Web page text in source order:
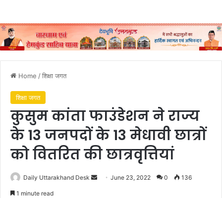
Home /शिक्षा जगत
शिक्षा जगत
कुसुम कांता फाउंडेशन ने राज्य
के 13 जनपदों के 13 मेधावी छात्रों
को वितरित की छात्रवृत्तियां
Daily Uttarakhand Desk
SendJune 23, 2022 0 136
1 minute read